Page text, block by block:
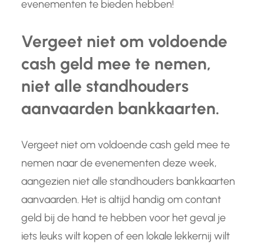
evenementen te bieden hebben!
Vergeet niet om voldoende
cash geld mee te nemen,
niet alle standhouders
aanvaarden bankkaarten.
Vergeet niet om voldoende cash geld mee te
nemen naar de evenementen deze week,
aangezien niet alle standhouders bankkaarten
aanvaarden. Het is altijd handig om contant
geld bij de hand te hebben voor het geval je
iets leuks wilt kopen of een lokale lekkernij wilt